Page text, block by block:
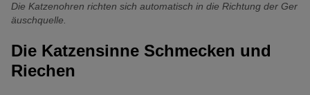
Die Katzenohren richten sich automatisch in die Richtung der Ger
äuschquelle.
Die Katzensinne Schmecken und
Riechen